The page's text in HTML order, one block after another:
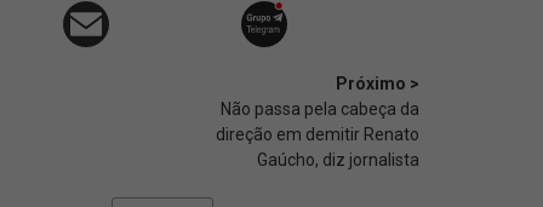
Próximo >
Não passa pela cabeça da
direção em demitir Renato
Gaúcho, diz jornalista